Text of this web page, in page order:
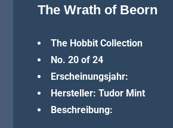
The Wrath of Beorn
The Hobbit Collection
No. 20 of 24
Erscheinungsjahr:
Hersteller: Tudor Mint
Beschreibung: